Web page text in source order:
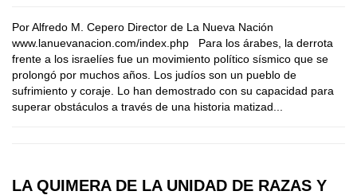
Por Alfredo M. Cepero Director de La Nueva Nación
www.lanuevanacion.com/index.php Para los árabes, la derrota
frente a los israelíes fue un movimiento político sísmico que se
prolongó por muchos años. Los judíos son un pueblo de
sufrimiento y coraje. Lo han demostrado con su capacidad para
superar obstáculos a través de una historia matizad...
LA QUIMERA DE LA UNIDAD DE RAZAS Y